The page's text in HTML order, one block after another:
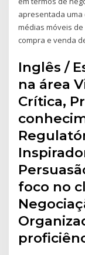
apresentada uma
médias móveis
compra e venda
Inglês /
na área
Crítica,
foco no